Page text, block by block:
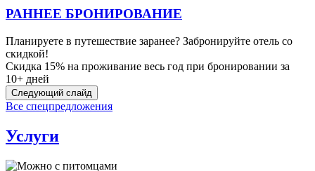
РАННЕЕ БРОНИРОВАНИЕ
Планируете в путешествие заранее? Забронируйте отель со
скидкой!
Скидка 15% на проживание весь год при бронировании за
10+ дней
Следующий слайд
Все спецпредложения
Услуги